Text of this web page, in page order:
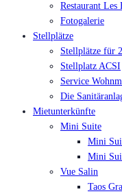
Restaurant Les
Fotogalerie
Stellplätze
Stellplätze für
Stellplatz ACSI
Service
Die
Mietunterkünfte
Mini Suite
Mini
Mini
Vue Salin
Taos